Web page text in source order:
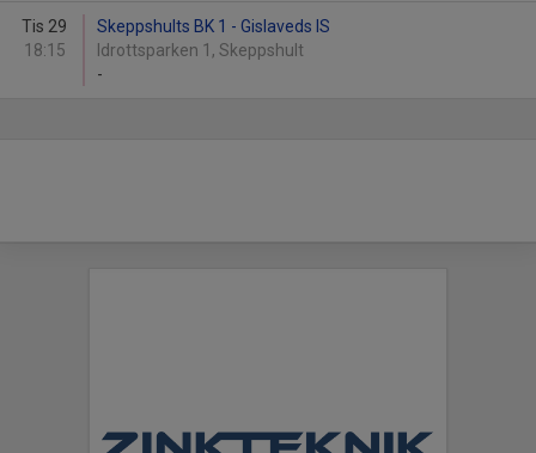
Tis 29
18:15
Skeppshults BK 1 - Gislaveds IS
Idrottsparken 1, Skeppshult
-